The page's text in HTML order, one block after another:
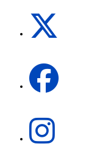
pestaña
abre
abre